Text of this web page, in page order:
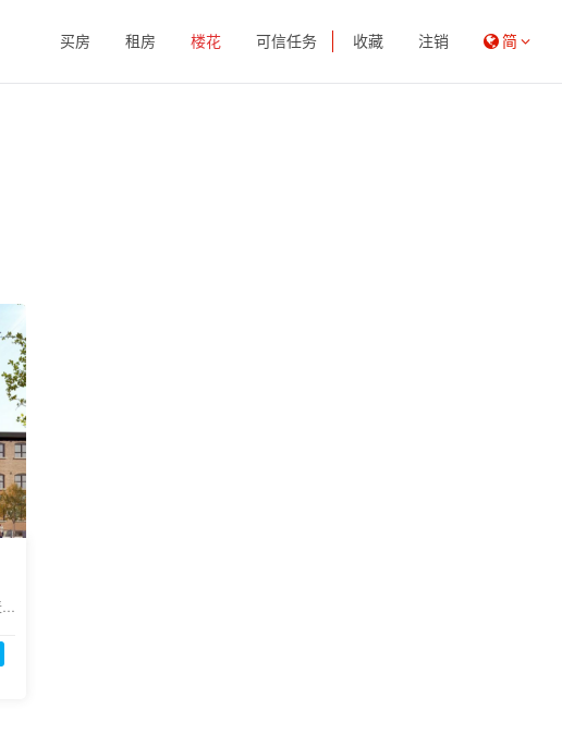
买房 租房 楼花 可信任务 收藏 注销 简